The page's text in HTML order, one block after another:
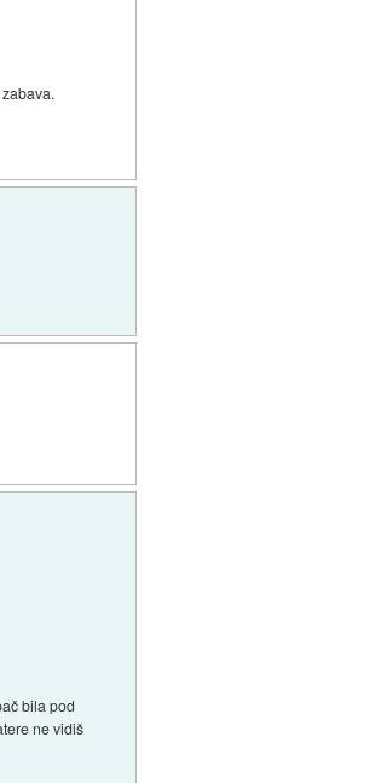
bila pod
ne vidiš